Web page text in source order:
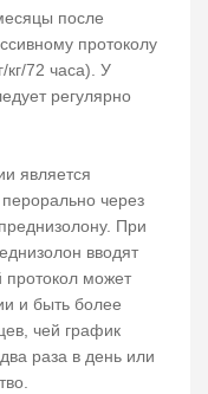
после
протоколу
кг/72 часа). У
регулярно
является
через
При
вводят
может
и быть более
чей график
раза в день или